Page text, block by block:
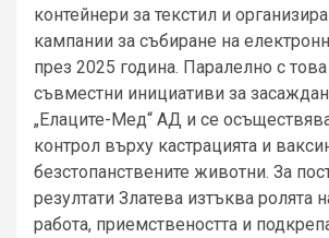
контейнери за текстил и
кампании за събиране на
през 2025 година. Паралелно с
съвместни инициативи за
„Елаците-Мед“ АД и се
контрол върху кастрацията и
безстопанствените животни. За
резултати Златева изтъква ролята
работа, приемствеността и